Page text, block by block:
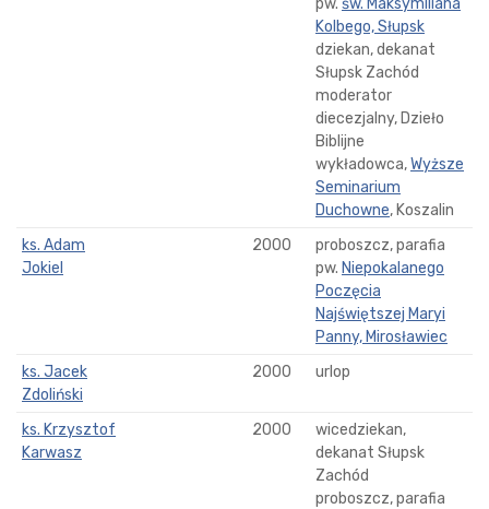
pw. św. Maksymiliana
Kolbego, Słupsk
dziekan, dekanat
Słupsk Zachód
moderator
diecezjalny, Dzieło
Biblijne
wykładowca,Wyższe
Seminarium
Duchowne, Koszalin
ks. Adam
Jokiel
2000
proboszcz, parafia
pw. Niepokalanego
Poczęcia
Najświętszej Maryi
Panny, Mirosławiec
ks. Jacek
Zdoliński
2000 urlop
ks. Krzysztof
Karwasz
2000
wicedziekan,
dekanat Słupsk
Zachód
proboszcz, parafia